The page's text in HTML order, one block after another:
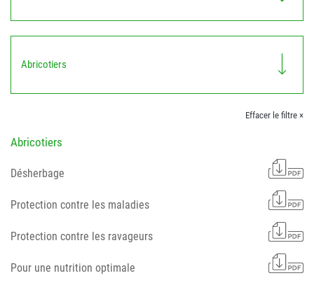
Abricotiers
Effacer le filtre ×
Abricotiers
Désherbage
Protection contre les maladies
Protection contre les ravageurs
Pour une nutrition optimale